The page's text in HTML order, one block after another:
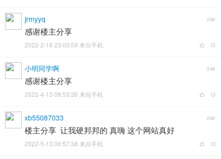
jrmyyq 23#
感谢楼主分享
2022-2-16 23:03:59 来自手机
小明同学啊 24#
感谢楼主分享
2022-4-13 08:53:36 来自手机
xb55087033 25#
楼主分享 让我硬邦邦的 真嗨 这个网站真好
2022-5-13 06:57:38 来自手机